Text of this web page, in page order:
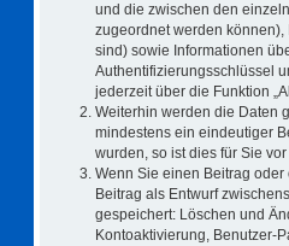
und die zwischen den
zugeordnet werden
sind) sowie Informationen
Authentifizierungsschlüssel
jederzeit über die Funktion
Weiterhin werden die Daten
mindestens ein eindeutiger
wurden, so ist dies für Sie
Wenn Sie einen Beitrag
Beitrag als Entwurf
gespeichert: Löschen und
Kontoaktivierung, Benutzer-